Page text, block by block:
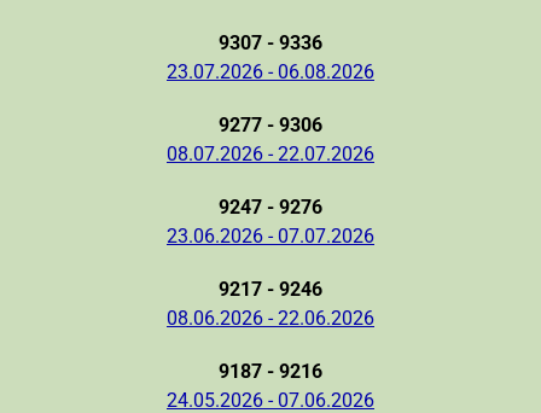
9307 - 9336
23.07.2026 - 06.08.2026
9277 - 9306
08.07.2026 - 22.07.2026
9247 - 9276
23.06.2026 - 07.07.2026
9217 - 9246
08.06.2026 - 22.06.2026
9187 - 9216
24.05.2026 - 07.06.2026